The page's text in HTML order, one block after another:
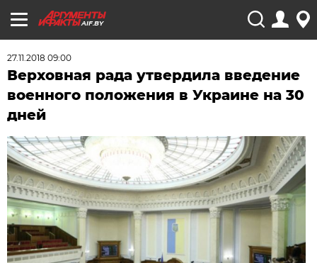
AIF.BY
27.11.2018 09:00
Верховная рада утвердила введение
военного положения в Украине на 30
дней